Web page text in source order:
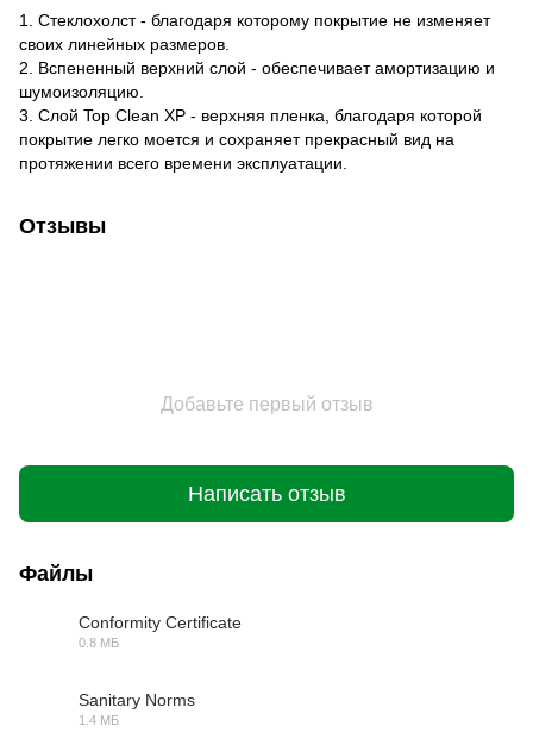
1. Стеклохолст - благодаря которому покрытие не изменяет
своих линейных размеров.
2. Вспененный верхний слой - обеспечивает амортизацию и
шумоизоляцию.
3. Слой Top Clean XP - верхняя пленка, благодаря которой
покрытие легко моется и сохраняет прекрасный вид на
протяжении всего времени эксплуатации.
Отзывы
Добавьте первый отзыв
Написать отзыв
Файлы
Conformity Certificate
0.8 МБ
Sanitary Norms
1.4 МБ